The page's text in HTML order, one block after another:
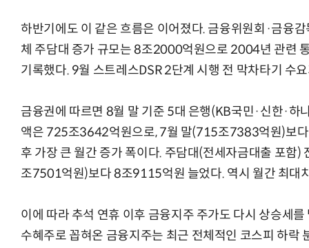
하반기에도 이 같은 흐름은 이어졌다. 금융위원회·금융
체 주담대 증가 규모는8조2000억원으로 2004년 관련
기록했다. 9월 스트레스DSR 2단계 시행 전 막차타기 수
금융권에 따르면 8월 말 기준 5대 은행(KB국민·신한·하
액은 725조3642억원으로, 7월 말(715조7383억원)보
후 가장 큰 월간 증가 폭이다. 주담대(전세자금대출 포함
조7501억원)보다 8조9115억원 늘었다. 역시 월간 최대
이에 따라 추석 연휴 이후 금융지주 주가도 다시 상승세
수혜주로 꼽혀온 금융지주는 최근 전체적인 코스피 하락